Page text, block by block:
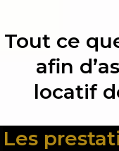
Tout ce
afin
locatif
Les